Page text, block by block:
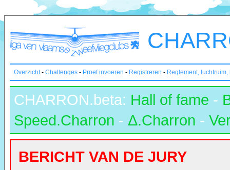
Overzicht- Challenges - Proef invoeren - Registreren - Reglement,
CHARRON.beta: Hall of fame -
Speed.Charron - Δ.Charron -
BERICHT VAN DE JURY